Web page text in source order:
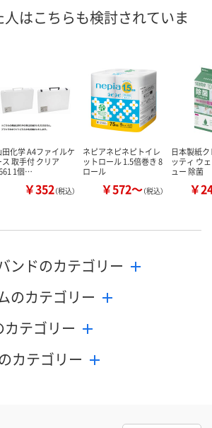
ご注文後、お届けに
ついてご連絡いたし
8月11日（火）
ゴへ カゴへ
数量
カ
はこちらも検討されていま
田化学 A4ファイルケ
ス 取手付 クリア
1個…
￥352（税込）
ネピアネピネピトイレ
ットロール 1.5倍巻き 8
ロール
￥572～（税込）
日本製紙
ッティ ウ
ュー 除菌
￥
ンドのカテゴリー
のカテゴリー
テゴリー
カテゴリー